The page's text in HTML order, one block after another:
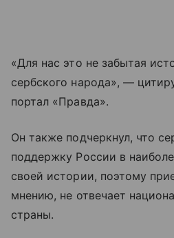
«Для нас это не забытая
сербского народа», —
портал «Правда».
Он также подчеркнул, что
поддержку России в
своей истории, поэтому
мнению, не отвечает
страны.